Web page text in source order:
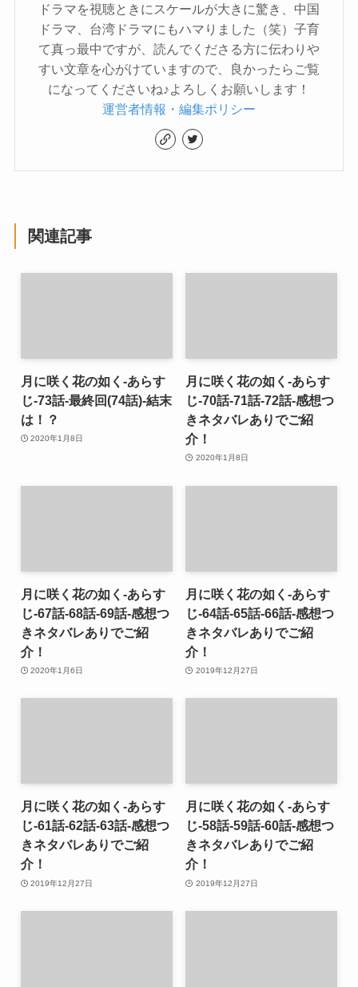
ドラマを視聴ときにスケールが大きに驚き、中国
ドラマ、台湾ドラマにもハマりました（笑）子育
て真っ最中ですが、読んでくださる方に伝わりや
すい文章を心がけていますので、良かったらご覧
になってくださいね♪よろしくお願いします！
運営者情報・編集ポリシー
関連記事
月に咲く花の如く-あらす
じ-73話-最終回(74話)-結末
は！？
2020年1月8日
月に咲く花の如く-あらす
じ-70話-71話-72話-感想つ
きネタバレありでご紹
介！
2020年1月8日
月に咲く花の如く-あらす
じ-67話-68話-69話-感想つ
きネタバレありでご紹
介！
2020年1月6日
月に咲く花の如く-あらす
じ-64話-65話-66話-感想つ
きネタバレありでご紹
介！
2019年12月27日
月に咲く花の如く-あらす
じ-61話-62話-63話-感想つ
きネタバレありでご紹
介！
2019年12月27日
月に咲く花の如く-あらす
じ-58話-59話-60話-感想つ
きネタバレありでご紹
介！
2019年12月27日